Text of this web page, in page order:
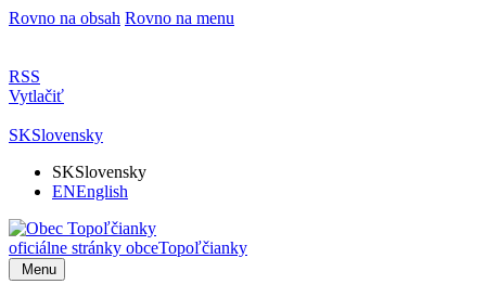
Rovno na obsah Rovno na menu
RSS
Vytlačiť
SKSlovensky
SKSlovensky
ENEnglish
oficiálne stránky obceTopoľčianky
Menu